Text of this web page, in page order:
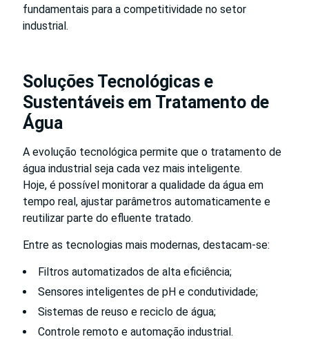
fundamentais para a competitividade no setor
industrial.
Soluções Tecnológicas e
Sustentáveis em Tratamento de
Água
A evolução tecnológica permite que o tratamento de
água industrial seja cada vez mais inteligente.
Hoje, é possível monitorar a qualidade da água em
tempo real, ajustar parâmetros automaticamente e
reutilizar parte do efluente tratado.
Entre as tecnologias mais modernas, destacam-se:
Filtros automatizados de alta eficiência;
Sensores inteligentes de pH e condutividade;
Sistemas de reuso e reciclo de água;
Controle remoto e automação industrial.